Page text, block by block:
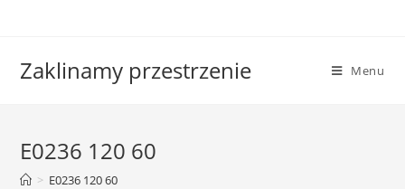
Zaklinamy przestrzenie Menu
E0236 120 60
> E0236 120 60